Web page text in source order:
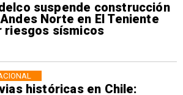
suspende construcción
Norte en El Teniente
riesgos sísmicos
históricas en Chile: